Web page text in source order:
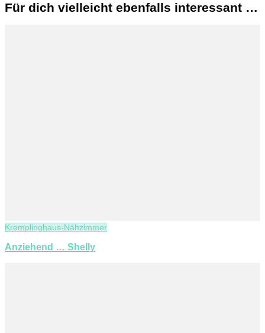
Für dich vielleicht ebenfalls interessant …
Kremplinghaus-Nähzimmer
Anziehend … Shelly